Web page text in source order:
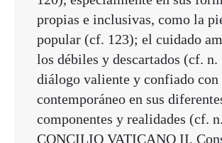
propias e inclusivas, como la
popular (cf. 123); el cuidado
los débiles y descartados (cf. n.
diálogo valiente y confiado con
contemporáneo en sus
componentes y realidades (cf.
CONCILIO VATICANO II,